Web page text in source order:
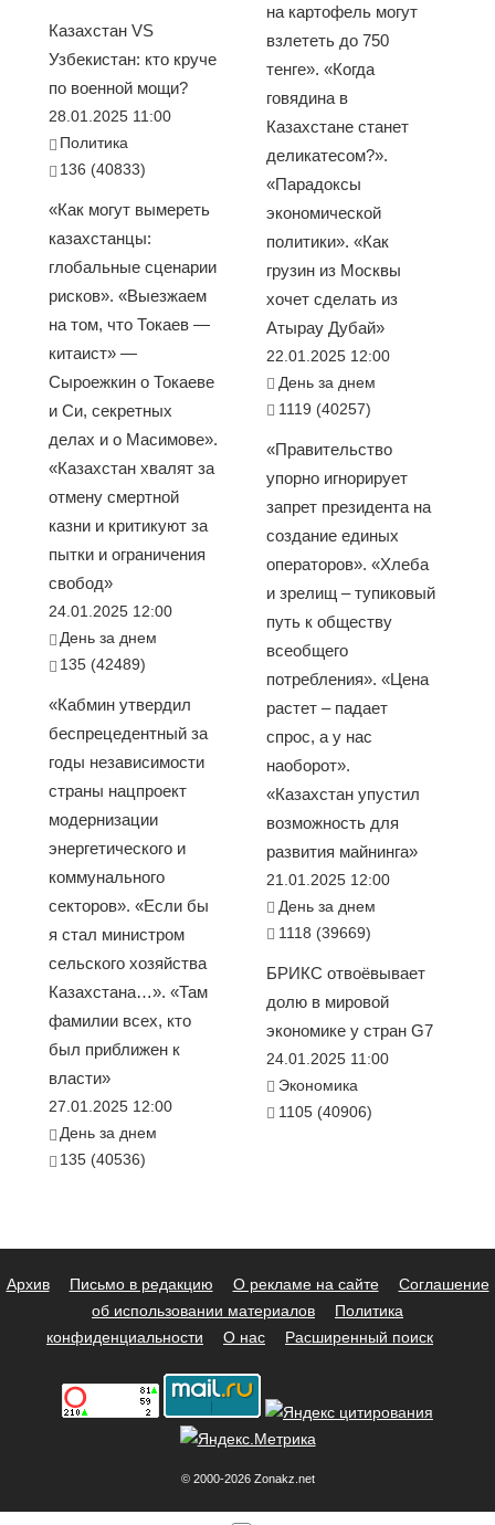
Казахстан VS
Узбекистан: кто круче
по военной мощи?
28.01.2025 11:00
Политика
136 (40833)
«Как могут вымереть
казахстанцы:
глобальные сценарии
рисков». «Выезжаем
на том, что Токаев —
китаист» —
Сыроежкин о Токаеве
и Си, секретных
делах и о Масимове».
«Казахстан хвалят за
отмену смертной
казни и критикуют за
пытки и ограничения
свобод»
24.01.2025 12:00
День за днем
135 (42489)
«Кабмин утвердил
беспрецедентный за
годы независимости
страны нацпроект
модернизации
энергетического и
коммунального
секторов». «Если бы
я стал министром
сельского хозяйства
Казахстана…». «Там
фамилии всех, кто
был приближен к
власти»
27.01.2025 12:00
День за днем
135 (40536)
на картофель могут
взлететь до 750
тенге». «Когда
говядина в
Казахстане станет
деликатесом?».
«Парадоксы
экономической
политики». «Как
грузин из Москвы
хочет сделать из
Атырау Дубай»
22.01.2025 12:00
День за днем
1119 (40257)
«Правительство
упорно игнорирует
запрет президента на
создание единых
операторов». «Хлеба
и зрелищ – тупиковый
путь к обществу
всеобщего
потребления». «Цена
растет – падает
спрос, а у нас
наоборот».
«Казахстан упустил
возможность для
развития майнинга»
21.01.2025 12:00
День за днем
1118 (39669)
БРИКС отвоёвывает
долю в мировой
экономике у стран G7
24.01.2025 11:00
Экономика
1105 (40906)
Архив Письмо в редакцию О рекламе на сайте
Соглашение
об использовании материалов
Политика
конфиденциальности
О нас Расширенный поиск
© 2000-2026 Zonakz.net